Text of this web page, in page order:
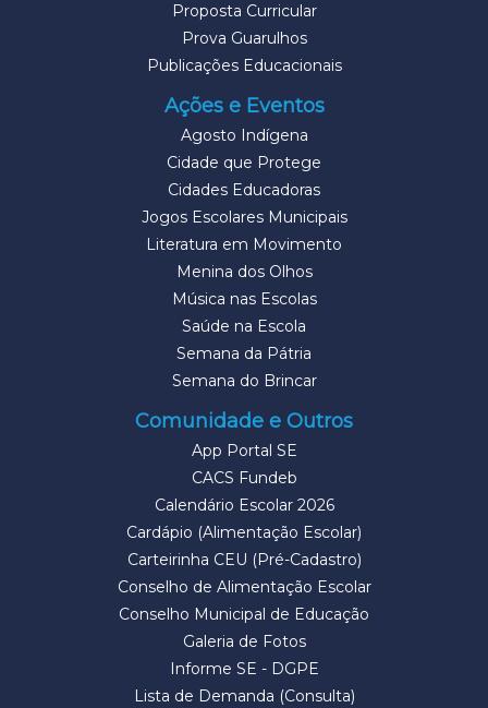
Proposta Curricular
Prova Guarulhos
Publicações Educacionais
Ações e Eventos
Agosto Indígena
Cidade que Protege
Cidades Educadoras
Jogos Escolares Municipais
Literatura em Movimento
Menina dos Olhos
Música nas Escolas
Saúde na Escola
Semana da Pátria
Semana do Brincar
Comunidade e Outros
App Portal SE
CACS Fundeb
Calendário Escolar 2026
Cardápio (Alimentação Escolar)
Carteirinha CEU (Pré-Cadastro)
Conselho de Alimentação Escolar
Conselho Municipal de Educação
Galeria de Fotos
Informe SE - DGPE
Lista de Demanda (Consulta)